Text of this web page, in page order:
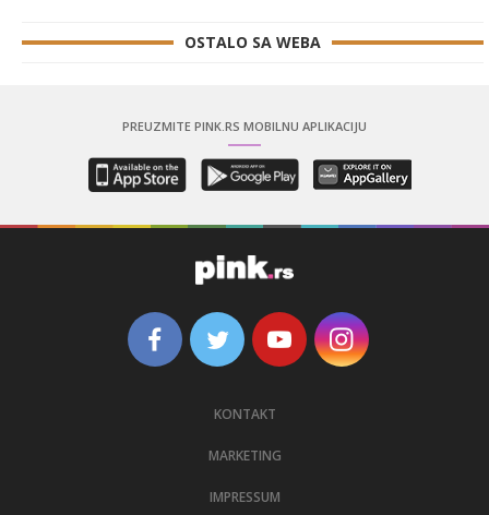
OSTALO SA WEBA
PREUZMITE PINK.RS MOBILNU APLIKACIJU
KONTAKT
MARKETING
IMPRESSUM